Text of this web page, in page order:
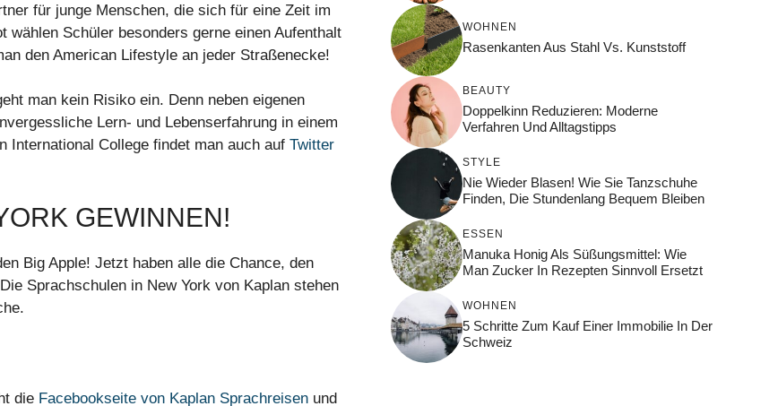
für junge Menschen, die sich für eine Zeit im
wählen Schüler besonders gerne einen Aufenthalt
den American Lifestyle an jeder Straßenecke!
man kein Risiko ein. Denn neben eigenen
Lern- und Lebenserfahrung in einem
International College findet man auch auf Twitter
GEWINNEN!
Big Apple! Jetzt haben alle die Chance, den
Sprachschulen in New York von Kaplan stehen
die Facebookseite von Kaplan Sprachreisen und
WOHNEN
Rasenkanten Aus Stahl Vs. Kunststoff
BEAUTY
Doppelkinn Reduzieren: Moderne
Verfahren Und Alltagstipps
STYLE
Nie Wieder Blasen! Wie Sie Tanzschuhe
Finden, Die Stundenlang Bequem Bleiben
ESSEN
Manuka Honig Als Süßungsmittel: Wie
Man Zucker In Rezepten Sinnvoll Ersetzt
WOHNEN
5 Schritte Zum Kauf Einer Immobilie In Der
Schweiz